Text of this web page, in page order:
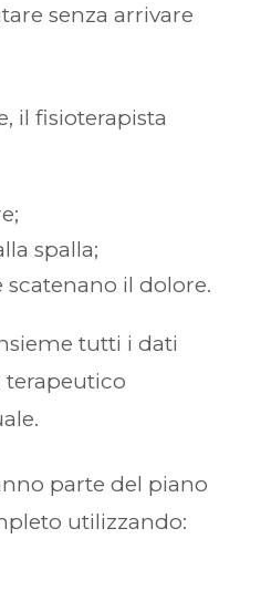
senza arrivare
il fisioterapista
spalla;
il dolore.
tutti i dati
terapeutico
parte del piano
utilizzando: